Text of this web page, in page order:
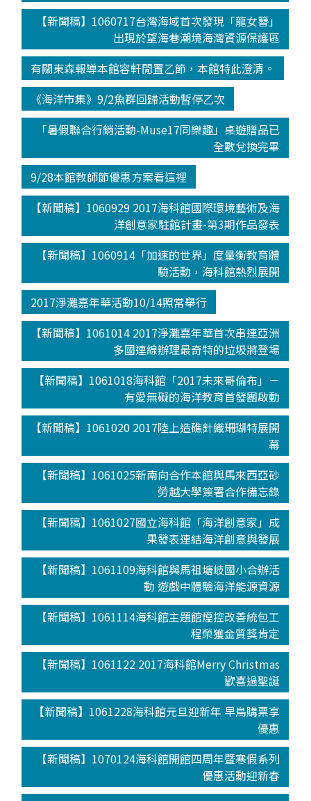
【新聞稿】1060717台灣海域首次發現「龍女簪」
出現於望海巷潮境海灣資源保護區
有關東森報導本館容軒閒置乙節，本館特此澄清。
《海洋市集》9/2魚群回歸活動暫停乙次
「暑假聯合行銷活動-Muse17同樂趣」桌遊贈品已
全數兌換完畢
9/28本館教師節優惠方案看這裡
【新聞稿】1060929 2017海科館國際環境藝術及海
洋創意家駐館計畫-第3期作品發表
【新聞稿】1060914「加速的世界」度量衡教育體
驗活動，海科館熱烈展開
2017淨灘嘉年華活動10/14照常舉行
【新聞稿】1061014 2017淨灘嘉年華首次串連亞洲
多國連線辦理最奇特的垃圾將登場
【新聞稿】1061018海科館「2017未來哥倫布」－
有愛無礙的海洋教育首發團啟動
【新聞稿】1061020 2017陸上造礁針織珊瑚特展開
幕
【新聞稿】1061025新南向合作本館與馬來西亞砂
勞越大學簽署合作備忘錄
【新聞稿】1061027國立海科館「海洋創意家」成
果發表連結海洋創意與發展
【新聞稿】1061109海科館與馬祖塘岐國小合辦活
動 遊戲中體驗海洋能源資源
【新聞稿】1061114海科館主題館煙控改善統包工
程榮獲金質獎肯定
【新聞稿】1061122 2017海科館Merry Christmas
歡喜過聖誕
【新聞稿】1061228海科館元旦迎新年 早鳥購票享
優惠
【新聞稿】1070124海科館開館四周年暨寒假系列
優惠活動迎新春